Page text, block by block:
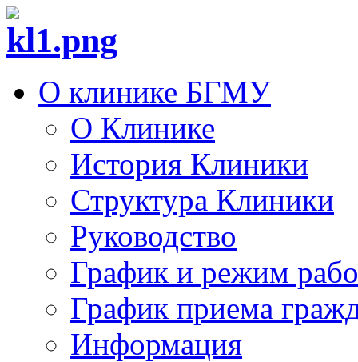
О клинике БГМУ
О Клинике
История Клиники
Структура Клиники
Руководство
График и режим
График приема
Информация